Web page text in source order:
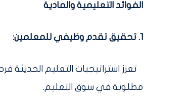
الفوائد التعليمية والمادية
1. تحقيق تقدم وظيفي للمعلمين:
تعزز استراتيجيات التعليم الحديثة
مطلوبة في سوق التعليم.